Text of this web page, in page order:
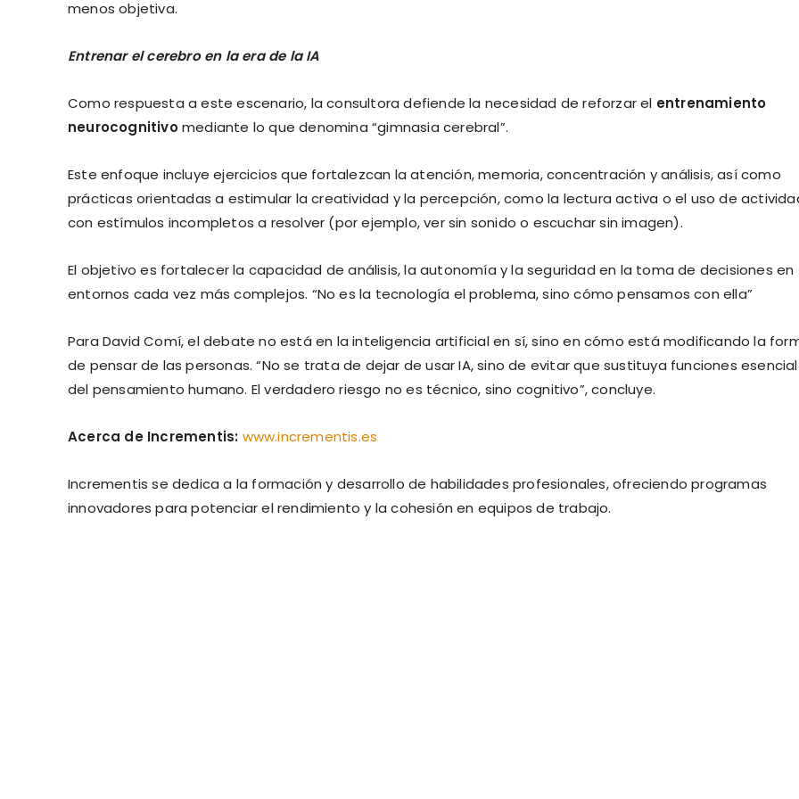
menos objetiva.
Entrenar el cerebro en la era de la IA
Como respuesta a este escenario, la consultora defiende la necesidad de reforzar el entrenamiento
neurocognitivomediante lo que denomina “gimnasia cerebral”.
Este enfoque incluye ejercicios que fortalezcan la atención, memoria, concentración y análisis, así como
prácticas orientadas a estimular la creatividad y la percepción, como la lectura activa o el uso de
con estímulos incompletos a resolver (por ejemplo, ver sin sonido o escuchar sin imagen).
El objetivo es fortalecer la capacidad de análisis, la autonomía y la seguridad en la toma de decisiones en
entornos cada vez más complejos. “No es la tecnología el problema, sino cómo pensamos con ella”
Para David Comí, el debate no está en la inteligencia artificial en sí, sino en cómo está modificando la
de pensar de las personas. “No se trata de dejar de usar IA, sino de evitar que sustituya funciones
del pensamiento humano. El verdadero riesgo no es técnico, sino cognitivo”, concluye.
Acerca de Incrementis: www.incrementis.es
Incrementis se dedica a la formación y desarrollo de habilidades profesionales, ofreciendo programas
innovadores para potenciar el rendimiento y la cohesión en equipos de trabajo.